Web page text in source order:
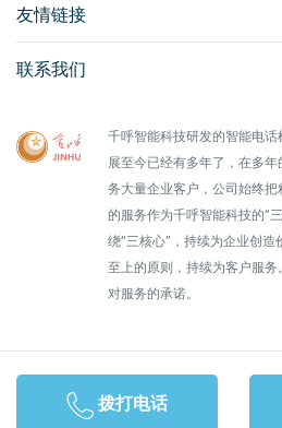
友情链接
联系我们
千呼智能科技研发的智能电
展至今已经有多年了，在多
务大量企业客户，公司始终
的服务作为千呼智能科技的“
绕“三核心”，持续为企业创
至上的原则，持续为客户服
对服务的承诺。
版权所有 ©北京柱石科技有限公司
ICP备
投资有风险，选择
拨打电话